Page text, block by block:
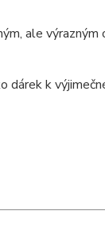
ale
dárek k